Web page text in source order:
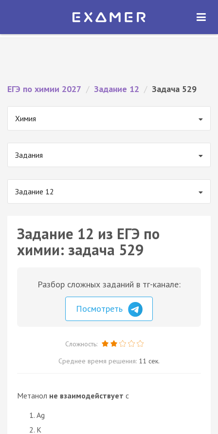
Экзамер — ЕГЭ 2027
ОТКРЫТЬ
ЕГЭ по химии 2027 / Задание 12 / Задача 529
Химия
Задания
Задание 12
Задание 12 из ЕГЭ по
химии: задача 529
Разбор сложных заданий в тг-канале:
Посмотреть
Сложность:
Среднее время решения: 11 сек.
Метанол не взаимодействует с
Ag
K